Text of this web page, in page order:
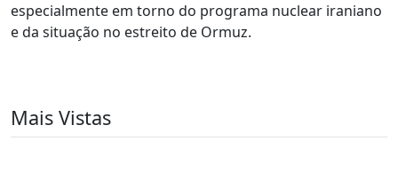
especialmente em torno do programa nuclear iraniano
e da situação no estreito de Ormuz.
Mais Vistas